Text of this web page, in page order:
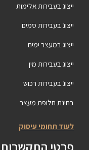
ייצוג בעבירות אלימות
ייצוג בעבירות סמים
ייצוג במעצר ימים
ייצוג בעבירות מין
ייצוג בעבירות רכוש
בחינת חלופת מעצר
לעוד תחומי עיסוק